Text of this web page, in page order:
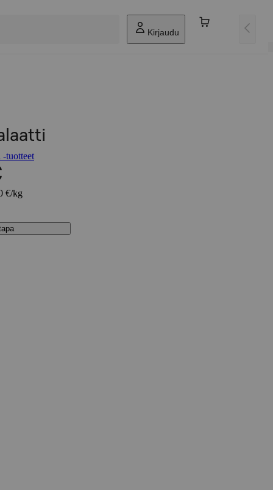
Kirjaudu
tuotteet
€/kg